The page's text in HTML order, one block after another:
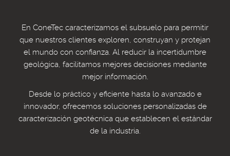
En ConeTec caracterizamos el subsuelo para permitir
que nuestros clientes exploren, construyan y protejan
el mundo con confianza. Al reducir la incertidumbre
geológica, facilitamos mejores decisiones mediante
mejor información.
Desde lo práctico y eficiente hasta lo avanzado e
innovador, ofrecemos soluciones personalizadas de
caracterización geotécnica que establecen el estándar
de la industria.